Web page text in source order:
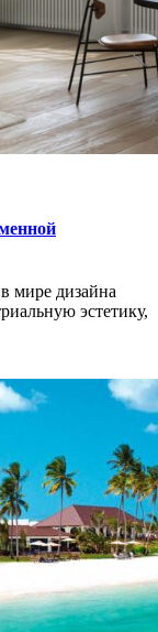
мире дизайна
эстетику,